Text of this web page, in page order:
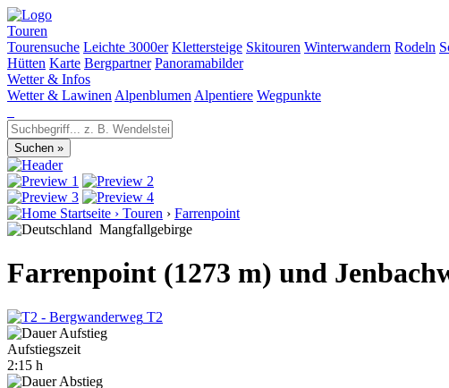
Touren
Tourensuche Leichte 3000er Klettersteige Skitouren Winterwandern Rodeln
Hütten Karte Bergpartner Panoramabilder
Wetter & Infos
Wetter & Lawinen Alpenblumen Alpentiere Wegpunkte
Startseite › Touren › Farrenpoint
Mangfallgebirge
Farrenpoint (1273 m) und
T2
Aufstiegszeit
2:15 h